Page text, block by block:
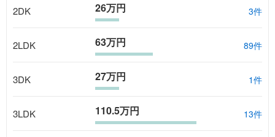
2DK 26万円 3件
2LDK 63万円 89件
3DK 27万円 1件
3LDK 110.5万円 13件